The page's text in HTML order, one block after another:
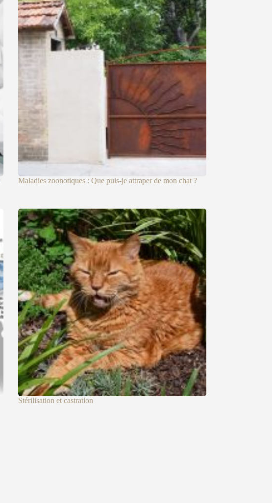
Maladies zoonotiques : Que puis-je attraper de mon chat ?
Stérilisation et castration